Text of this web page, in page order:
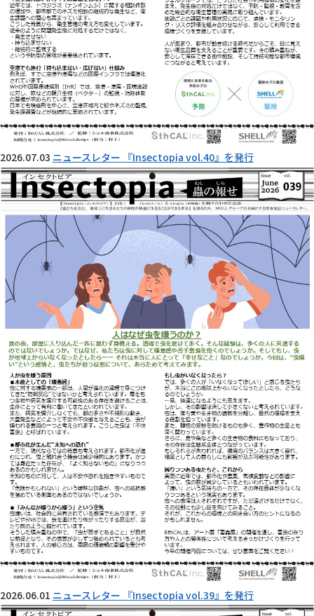
2026.07.03 ニュースレター 『Insectopia vol.40』を発行
2026.06.01 ニュースレター 『Insectopia vol.39』を発行